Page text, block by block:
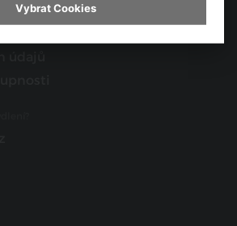
Vybrat Cookies